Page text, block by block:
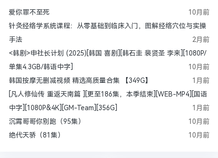
爱你罪不至死
10月前
针灸经络学系统课程：从零基础到临床入门，图解经络穴位与实操
手法
2月前
<韩剧>申社长计划 (2025)[韩国 喜剧][韩石圭 裴贤圣 李来][1080P/
单集4.3GB/韩语中字]
10月前
韩国按摩无删减视频 精选高质量合集 【349G】
1月前
[凡人修仙传 重返天南篇 ][更至186集，本季结束][WEB-MP4][国语
中字][1080P&4K][GM-Team][356G]
1月前
沉霄哥哥你别跑（95集）
10月前
绝代天骄（81集）
10月前